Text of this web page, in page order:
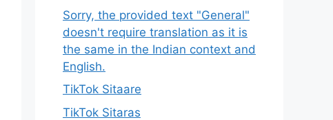
Sorry, the provided text "General"
doesn't require translation as it is
the same in the Indian context and
English.
TikTok Sitaare
TikTok Sitaras